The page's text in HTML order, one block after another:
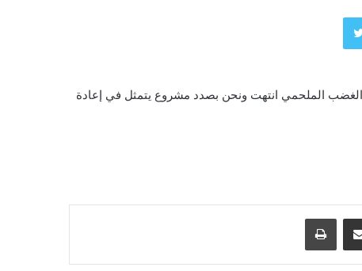
الملحمي انتهت ونحن بصدد مشروع يتمثل في إعادة